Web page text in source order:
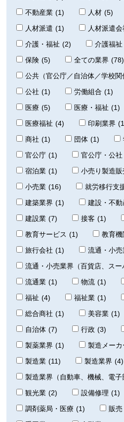
不動産業 (1) 人材 (5)
人材派遣 (1) 人材派遣会
介護・福祉 (2) 介護福祉
保険 (5) 全ての業界 (78)
公共（官公庁／自治体／学校関
公社 (1) 労働組合 (1)
医療 (5) 医療・福祉 (1)
医療福祉 (4) 印刷業界
商社 (1) 団体 (1)
官公庁 (1) 官公庁・公
宿泊業 (1) 小売り製造販
小売業 (16) 就労移行支
建築業界 (1) 建設・不
建設業 (7) 接客 (1)
教育サービス (1) 教育機
旅行会社 (1) 流通・小売
流通・小売業界（百貨店、スー
流通業 (1) 物流 (1)
福祉 (4) 福祉業 (1)
総合商社 (1) 美容業 (1)
自治体 (7) 行政 (3)
製薬業界 (1) 製造メーカ
製造業 (11) 製造業界 (4)
製造業界（自動車、機械、電子
観光業 (2) 設備修理 (1)
調剤薬局・医療 (1) 販売